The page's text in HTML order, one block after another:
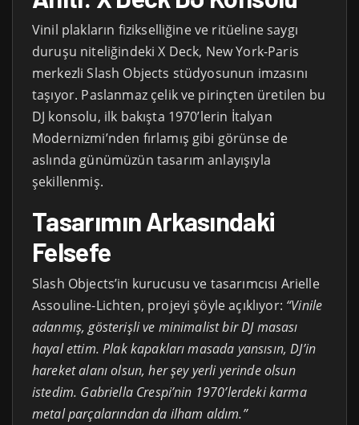
Vinil plakların fizikselliğine ve ritüeline saygı
duruşu niteliğindeki X Deck, New York-Paris
merkezli Slash Objects stüdyosunun imzasını
taşıyor. Paslanmaz çelik ve pirinçten üretilen bu
DJ konsolu, ilk bakışta 1970’lerin İtalyan
Modernizmi’nden fırlamış gibi görünse de
aslında günümüzün tasarım anlayışıyla
şekillenmiş.
Tasarımın Arkasındaki
Felsefe
Slash Objects’in kurucusu ve tasarımcısı Arielle
Assouline-Lichten, projeyi şöyle açıklıyor: “Vinile
adanmış, gösterişli ve minimalist bir DJ masası
hayal ettim. Plak kapakları masada yansısın, DJ’in
hareket alanı olsun, her şey yerli yerinde olsun
istedim. Gabriella Crespi’nin 1970’lerdeki karma
metal parçalarından da ilham aldım.”